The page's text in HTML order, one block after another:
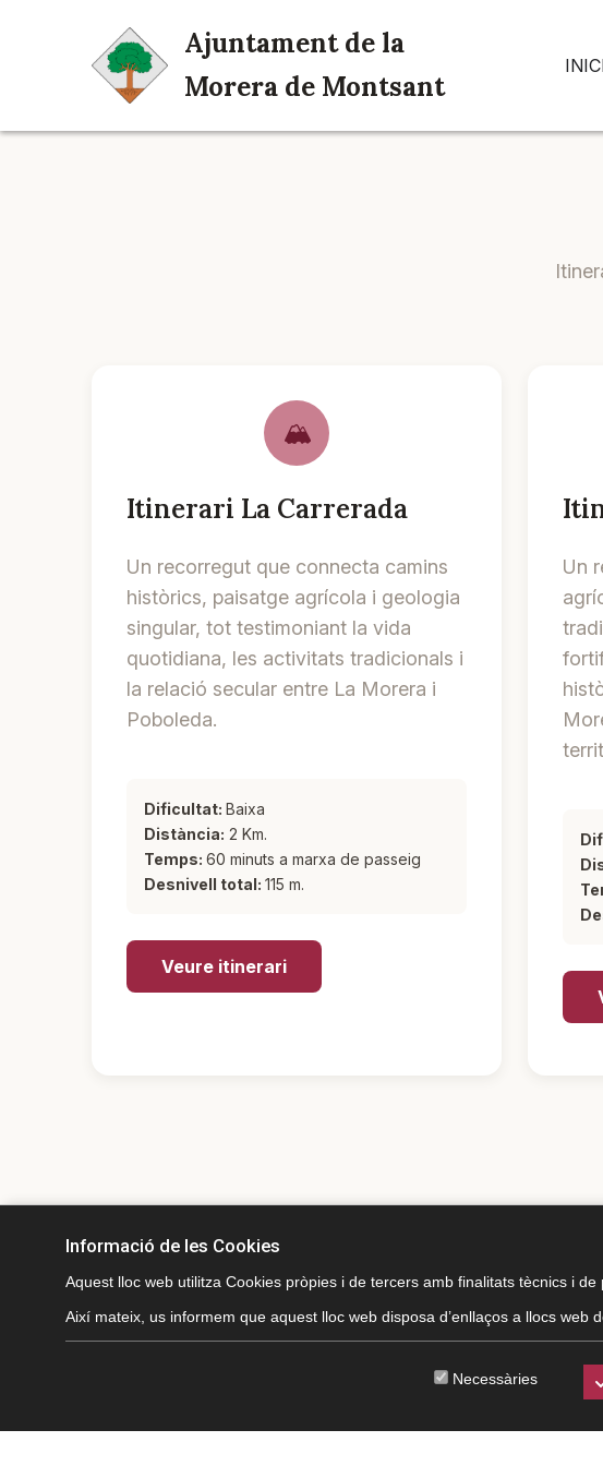
Ajuntament de la
Morera de Montsant
Itinerari La Carrerada
Un recorregut que connecta camins
històrics, paisatge agrícola i geologia
singular, tot testimoniant la vida
quotidiana, les activitats tradicionals i
la relació secular entre La Morera i
Poboleda.
Dificultat: Baixa
Distància: 2 Km.
Temps: 60 minuts a marxa de passeig
Desnivell total: 115 m.
Veure itinerari
Un
Plaça del Priorat, 6 43361 La
Amb
Informació de les Cookies
Aquest lloc web utilitza Cookies pròpies i de tercers amb finalitats tècnics i
Així mateix, us informem que aquest lloc web disposa d’enllaços a llocs web
Necessàries